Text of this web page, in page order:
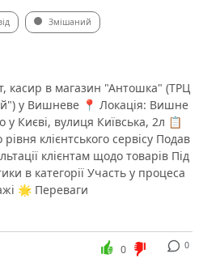
Змішаний
касир в магазин "Антошка" (ТРЦ
у Вишневе 📍 Локація: Вишне
у Києві, вулиця Київська, 2л 📋
клієнтського сервісу Подав
клієнтам щодо товарів Під
в категорії Участь у процеса
🌟 Переваги
0
0